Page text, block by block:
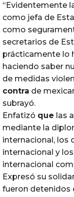
“Evidentemente
como jefa de
como
secretarios de
prácticamente lo
haciendo saber
de medidas
contra de
subrayó.
Enfatizó que las
mediante la
internacional, los
internacional y
internacional
Expresó su
fueron detenidos